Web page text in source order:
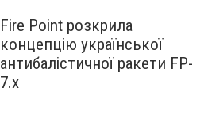
Fire Point розкрила
концепцію української
антибалістичної ракети FP-
7.x